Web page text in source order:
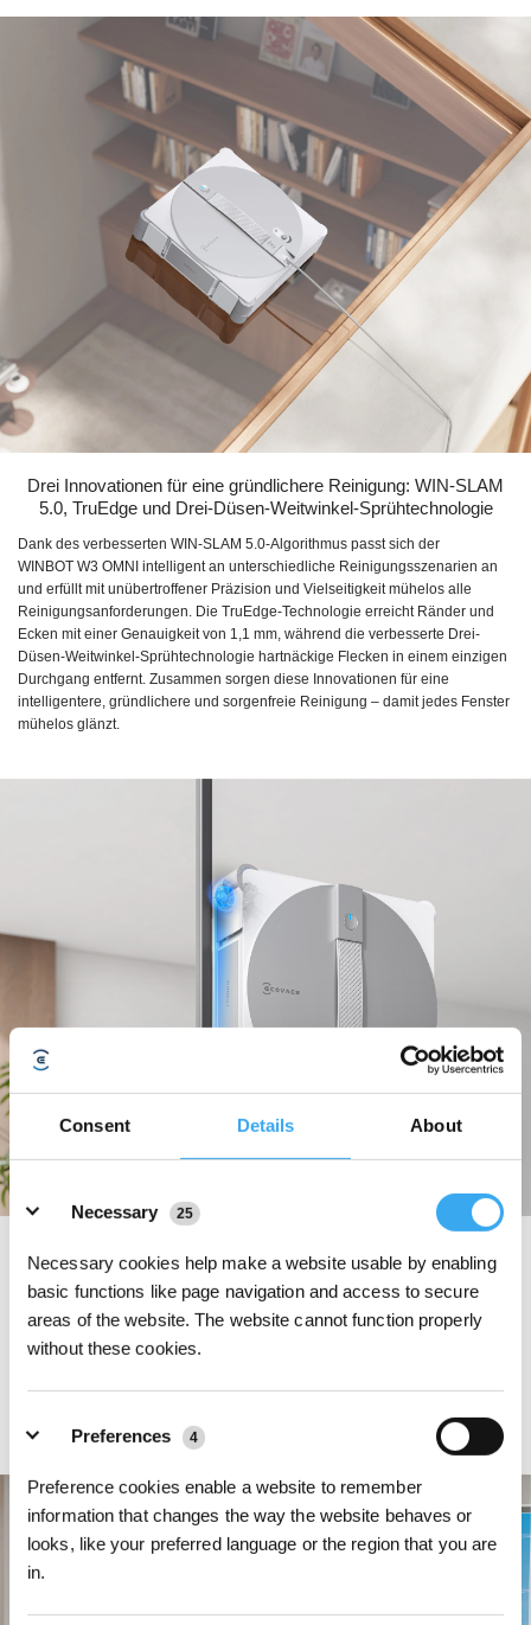
Consent Details About
Necessary
25
Necessary cookies help make a website usable by enabling
basic functions like page navigation and access to secure
areas of the website. The website cannot function properly
without these cookies.
Preferences 4
Preference cookies enable a website to remember
information that changes the way the website behaves or
looks, like your preferred language or the region that you are
in.
Drei Innovationen für eine gründlichere Reinigung: WIN-SLAM
5.0, TruEdge und Drei-Düsen-Weitwinkel-Sprühtechnologie
Dank des verbesserten WIN-SLAM 5.0-Algorithmus passt sich der
WINBOT W3 OMNI intelligent an unterschiedliche Reinigungsszenarien an
und erfüllt mit unübertroffener Präzision und Vielseitigkeit mühelos alle
Reinigungsanforderungen. Die TruEdge-Technologie erreicht Ränder und
Ecken mit einer Genauigkeit von 1,1 mm, während die verbesserte Drei-
Düsen-Weitwinkel-Sprühtechnologie hartnäckige Flecken in einem einzigen
Durchgang entfernt. Zusammen sorgen diese Innovationen für eine
intelligentere, gründlichere und sorgenfreie Reinigung – damit jedes Fenster
mühelos glänzt.
Technologie, Smart Lift für eine gründliche Reinigung ohne
Kreuzkontamination
Der WINBOT senkt beim Erreichen der Ränder den innovativen TruEdge-
Schrubber aktiv mit bis zu 200 U/min ab, um auch starke Verschmutzungen
einzigen Wisch entfernt, und nach der Reinigung fährt der Schrubber